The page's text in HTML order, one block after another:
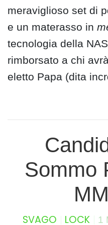
meraviglioso set di
e un materasso in
tecnologia della
rimborsato a chi
eletto Papa (dita
Sommo
SVAGO LOCK 1